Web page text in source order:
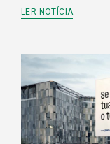
LER NOTÍCIA